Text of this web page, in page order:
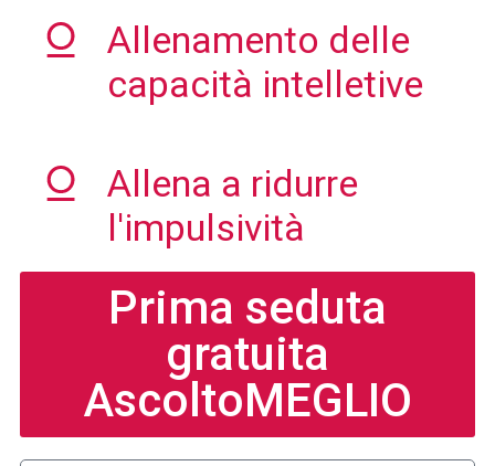
Allenamento delle
capacità intelletive
Allena a ridurre
l'impulsività
Prima seduta
gratuita
AscoltoMEGLIO